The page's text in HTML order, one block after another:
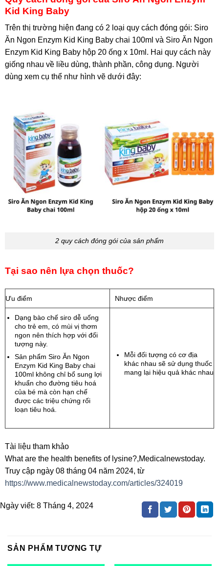
Kid King Baby
Trên thị trường hiện đang có 2 loại quy cách đóng gói: Siro
Ăn Ngon Enzym Kid King Baby chai 100ml và Siro Ăn Ngon
Enzym Kid King Baby hộp 20 ống x 10ml. Hai quy cách này
giống nhau về liều dùng, thành phần, công dụng. Người
dùng xem cụ thể như hình vẽ dưới đây:
2 quy cách đóng gói của sản phẩm
Tại sao nên lựa chọn thuốc?
Ưu điểm Nhược điểm
Dạng bào chế siro dễ uống
cho trẻ em, có mùi vị thơm
ngon nên thích hợp với đối
tượng này.
Sản phẩm Siro Ăn Ngon
Enzym Kid King Baby chai
100ml không chỉ bổ sung lợi
khuẩn cho đường tiêu hoá
của bé mà còn hạn chế
được các triệu chứng rối
loạn tiêu hoá.
Mỗi đối tượng có cơ địa
khác nhau sẽ sử dụng thuốc
mang lại hiệu quả khác nhau
Tài liệu tham khảo
What are the health benefits of lysine?,Medicalnewstoday.
Truy cập ngày 08 tháng 04 năm 2024, từ
https://www.medicalnewstoday.com/articles/324019
Ngày viết: 8 Tháng 4, 2024
SẢN PHẨM TƯƠNG TỰ